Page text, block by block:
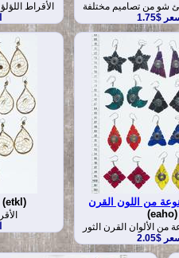
الأقراط
شو من تصاميم مختلفة
$1.75
(etkl)
من اللون القرن
(eaho)
من الألوان القرن الثور
$2.05